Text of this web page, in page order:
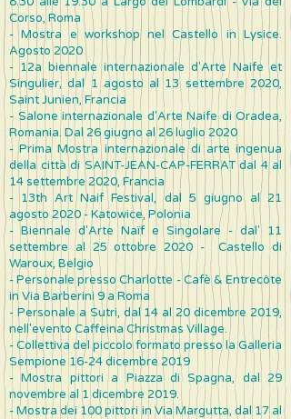
Corso, Roma
- Mostra e workshop nel Castello in Lysice.
Agosto 2020
- 12a biennale internazionale d'Arte Naife et
Singulier, dal 1 agosto al 13 settembre 2020,
Saint Junien, Francia
- Salone internazionale d'Arte Naife di Oradea,
Romania. Dal 26 giugno al 26 luglio 2020
- Prima Mostra internazionale di arte ingenua
della città di SAINT-JEAN-CAP-FERRAT dal 4 al
14 settembre 2020, Francia
- 13th Art Naif Festival, dal 5 giugno al 21
agosto 2020 - Katowice, Polonia
- Biennale d'Arte Naïf e Singolare - dal' 11
settembre al 25 ottobre 2020 - Castello di
Waroux, Belgio
- Personale presso Charlotte - Cafè & Entrecôte
in Via Barberini 9 a Roma
- Personale a Sutri, dal 14 al 20 dicembre 2019,
nell'evento Caffeina Christmas Village.
- Collettiva del piccolo formato presso la Galleria
Sempione 16-24 dicembre 2019
- Mostra pittori a Piazza di Spagna, dal 29
novembre al 1 dicembre 2019.
- Mostra dei 100 pittori in Via Margutta, dal 17 al